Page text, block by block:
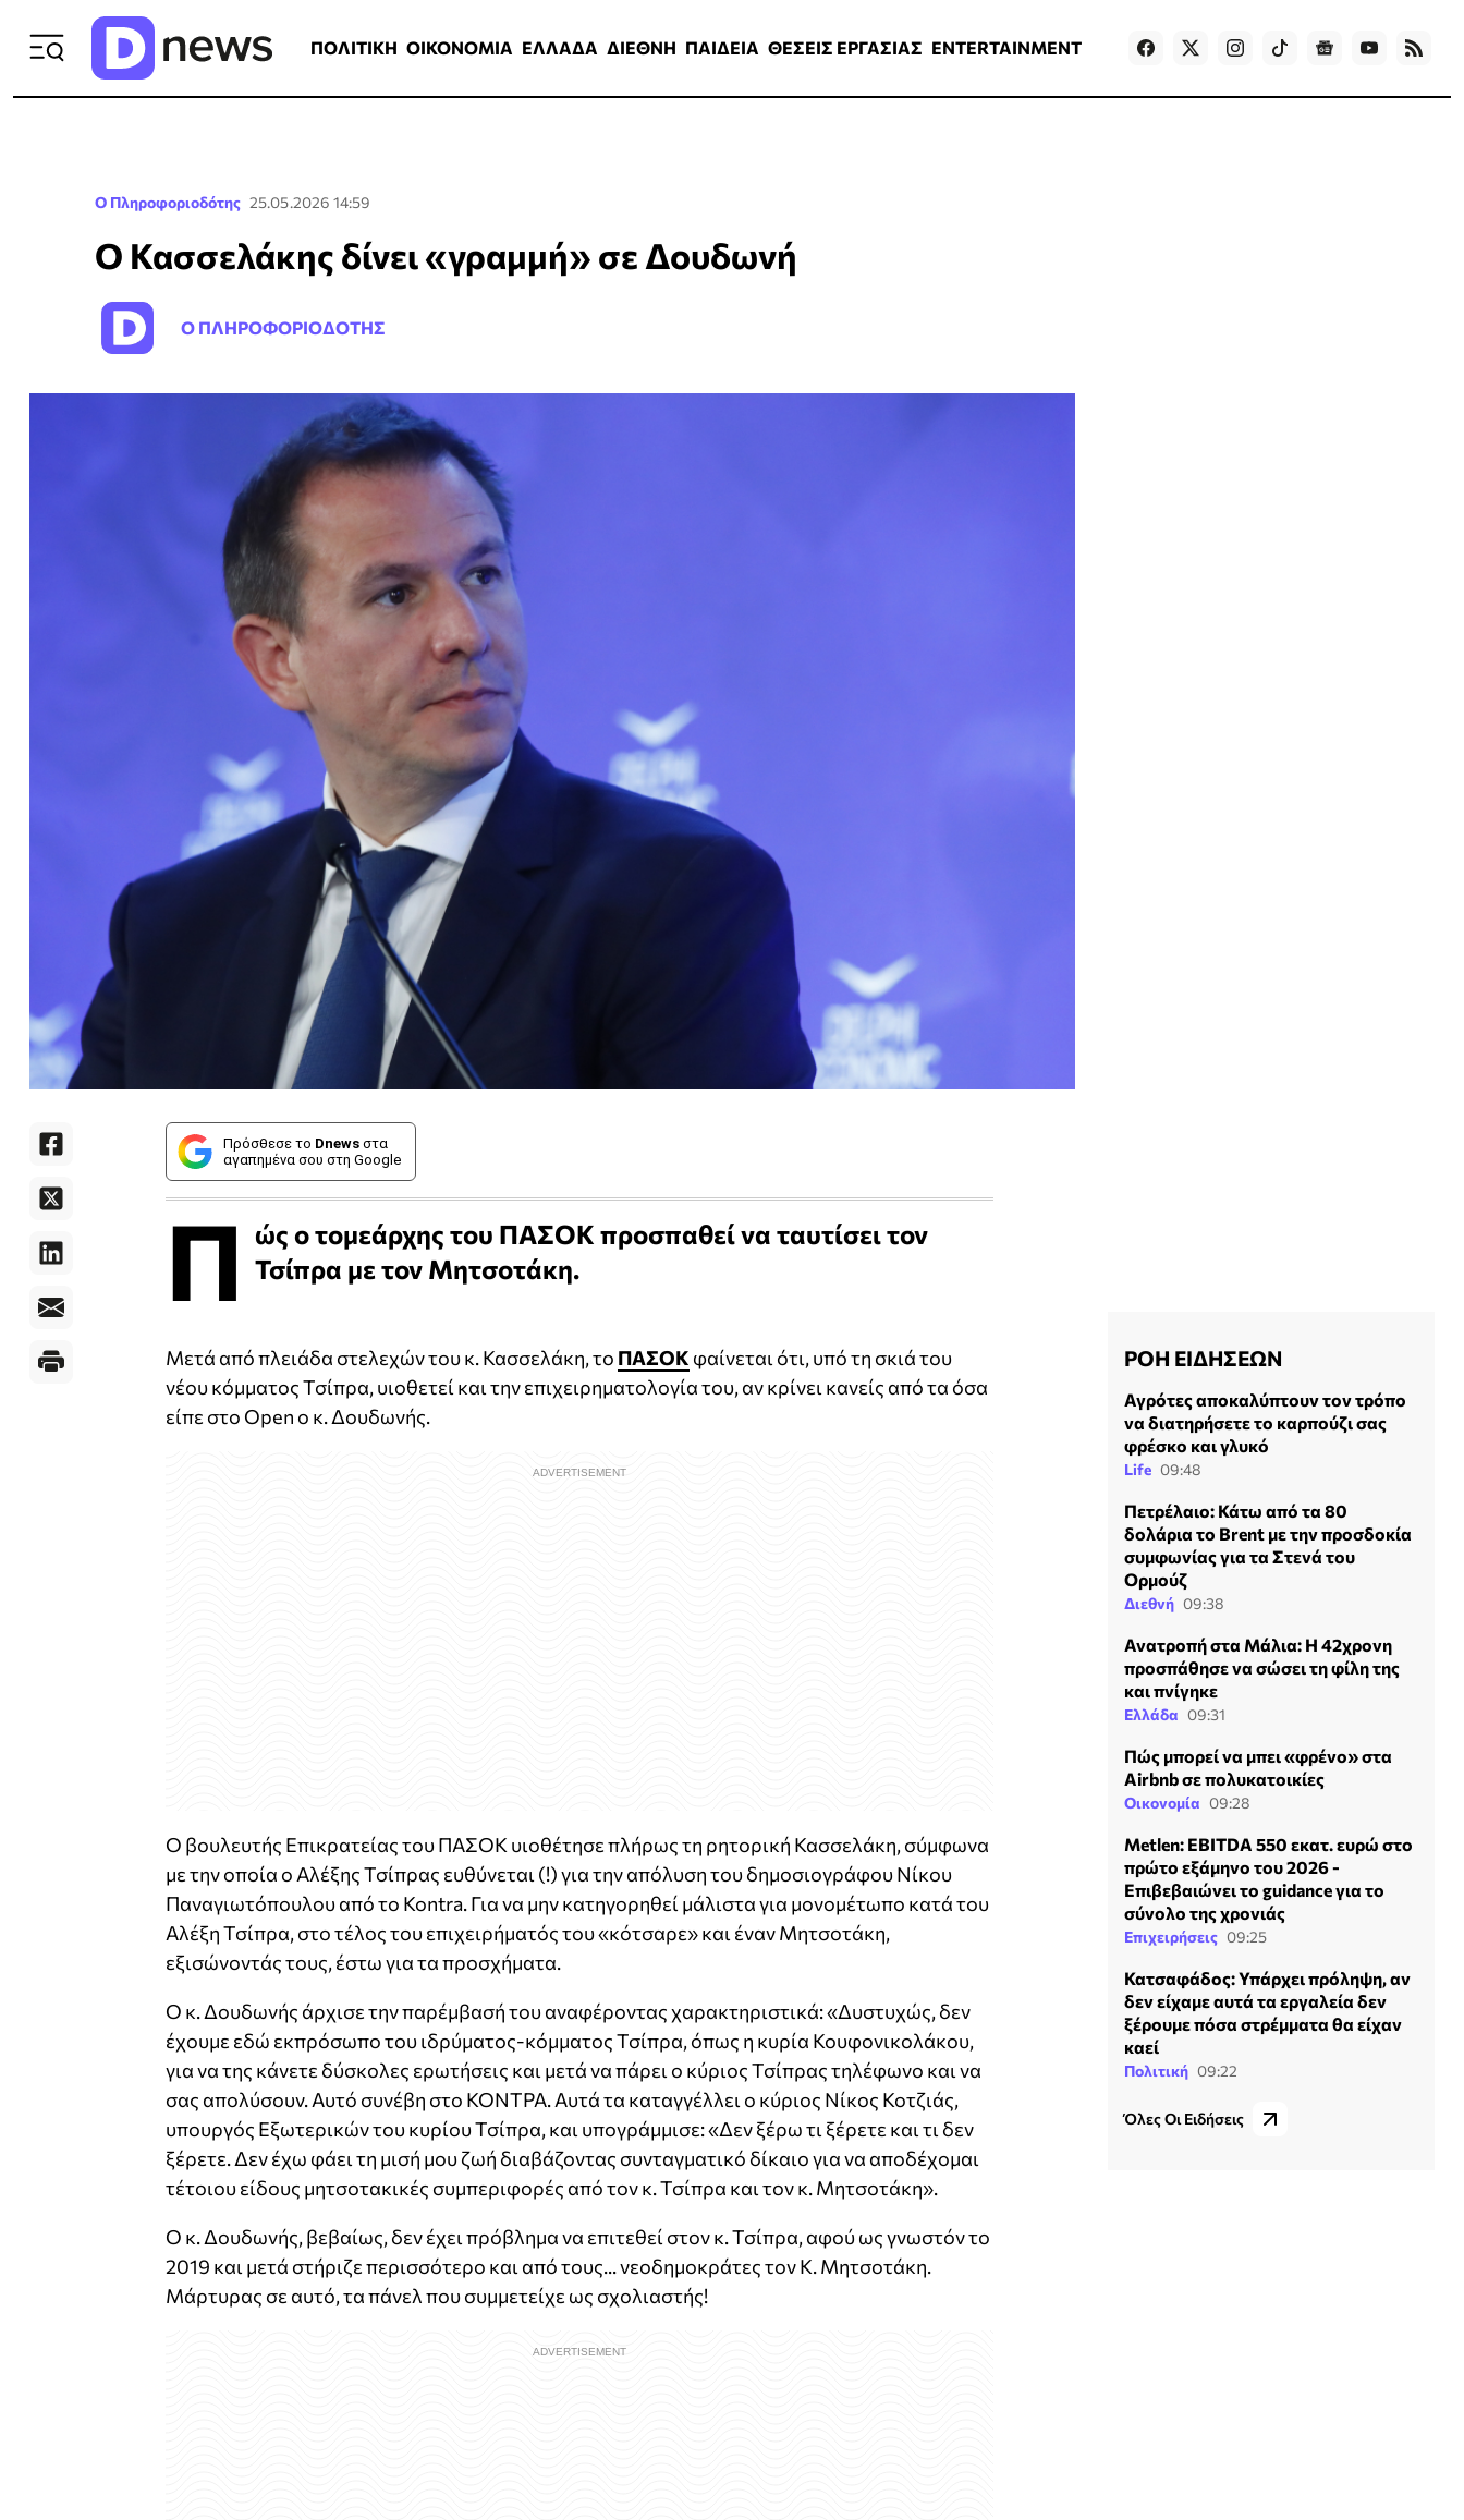
ΠΟΛΙΤΙΚΗ ΟΙΚΟΝΟΜΙΑ ΕΛΛΑΔΑ ΔΙΕΘΝΗ ΠΑΙΔΕΙΑ ΘΕΣΕΙΣ ΕΡΓΑΣΙΑΣ ENTERTAINMENT Games
Ο Πληροφοριοδότης 25.05.2026 14:59
Ο Κασσελάκης δίνει «γραμμή» σε Δουδωνή
Ο ΠΛΗΡΟΦΟΡΙΟΔΟΤΗΣ
Πρόσθεσε το Dnews στα
αγαπημένα σου στη Google
Π ώς ο τομεάρχης του ΠΑΣΟΚ προσπαθεί να ταυτίσει τον
Τσίπρα με τον Μητσοτάκη.
Μετά από πλειάδα στελεχών του κ. Κασσελάκη, το ΠΑΣΟΚ φαίνεται ότι, υπό τη σκιά του
νέου κόμματος Τσίπρα, υιοθετεί και την επιχειρηματολογία του, αν κρίνει κανείς από τα όσα
είπε στο Open ο κ. Δουδωνής.
Ο βουλευτής Επικρατείας του ΠΑΣΟΚ υιοθέτησε πλήρως τη ρητορική Κασσελάκη, σύμφωνα
με την οποία ο Αλέξης Τσίπρας ευθύνεται (!) για την απόλυση του δημοσιογράφου Νίκου
Παναγιωτόπουλου από το Kontra. Για να μην κατηγορηθεί μάλιστα για μονομέτωπο κατά του
Αλέξη Τσίπρα, στο τέλος του επιχειρήματός του «κότσαρε» και έναν Μητσοτάκη,
εξισώνοντάς τους, έστω για τα προσχήματα.
Ο κ. Δουδωνής άρχισε την παρέμβασή του αναφέροντας χαρακτηριστικά: «Δυστυχώς, δεν
έχουμε εδώ εκπρόσωπο του ιδρύματος-κόμματος Τσίπρα, όπως η κυρία Κουφονικολάκου,
για να της κάνετε δύσκολες ερωτήσεις και μετά να πάρει ο κύριος Τσίπρας τηλέφωνο και να
σας απολύσουν. Αυτό συνέβη στο ΚΟΝΤΡΑ. Αυτά τα καταγγέλλει ο κύριος Νίκος Κοτζιάς,
υπουργός Εξωτερικών του κυρίου Τσίπρα, και υπογράμμισε: «Δεν ξέρω τι ξέρετε και τι δεν
ξέρετε. Δεν έχω φάει τη μισή μου ζωή διαβάζοντας συνταγματικό δίκαιο για να αποδέχομαι
τέτοιου είδους μητσοτακικές συμπεριφορές από τον κ. Τσίπρα και τον κ. Μητσοτάκη».
Ο κ. Δουδωνής, βεβαίως, δεν έχει πρόβλημα να επιτεθεί στον κ. Τσίπρα, αφού ως γνωστόν το
2019 και μετά στήριζε περισσότερο και από τους... νεοδημοκράτες τον Κ. Μητσοτάκη.
Μάρτυρας σε αυτό, τα πάνελ που συμμετείχε ως σχολιαστής!
ΡΟΗ ΕΙΔΗΣΕΩΝ
Αγρότες αποκαλύπτουν τον τρόπο
να διατηρήσετε το καρπούζι σας
φρέσκο και γλυκό
Life 09:48
Πετρέλαιο: Κάτω από τα 80
δολάρια το Brent με την προσδοκία
συμφωνίας για τα Στενά του
Ορμούζ
Διεθνή 09:38
Ανατροπή στα Μάλια: Η 42χρονη
προσπάθησε να σώσει τη φίλη της
και πνίγηκε
Ελλάδα 09:31
Πώς μπορεί να μπει «φρένο» στα
Airbnb σε πολυκατοικίες
Οικονομία 09:28
Metlen: EBITDA 550 εκατ. ευρώ στο
πρώτο εξάμηνο του 2026 -
Επιβεβαιώνει το guidance για το
σύνολο της χρονιάς
Επιχειρήσεις 09:25
Κατσαφάδος: Υπάρχει πρόληψη, αν
δεν είχαμε αυτά τα εργαλεία δεν
ξέρουμε πόσα στρέμματα θα είχαν
καεί
Πολιτική 09:22
Όλες Οι Ειδήσεις